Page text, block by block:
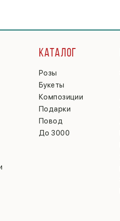
КАТАЛОГ
Розы
Букеты
Композиции
Подарки
Повод
До 3000